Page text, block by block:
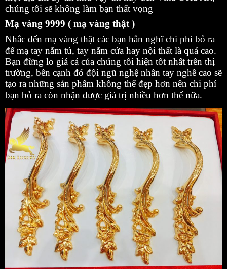
chúng tôi sẽ không làm bạn thất vọng
Mạ vàng 9999 ( mạ vàng thật )
Nhắc đến mạ vàng thật các bạn hẳn nghĩ chi phí bỏ ra
để mạ tay nắm tủ, tay nắm cửa hay nội thất là quá cao.
Bạn đừng lo giá cả của chúng tôi hiện tốt nhất trên thị
trường, bên cạnh đó đội ngũ nghệ nhân tay nghề cao sẽ
tạo ra những sản phẩm không thể đẹp hơn nên chi phí
bạn bỏ ra còn nhận được giá trị nhiều hơn thế nữa.